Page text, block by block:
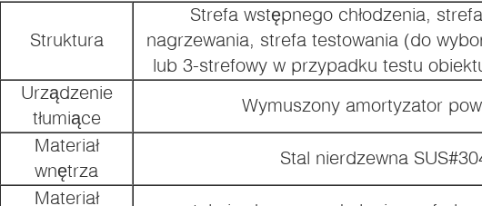
Struktura
Strefa wstępnego chłodzenia,
nagrzewania, strefa testowania (do
lub 3-strefowy w przypadku testu
Urządzenie
tłumiące
Wymuszony amortyzator
Materiał
wnętrza
Stal nierdzewna
Materiał